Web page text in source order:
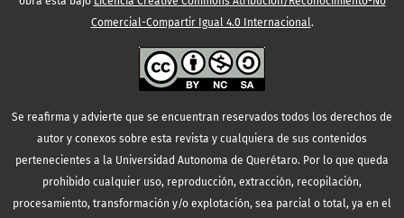
Comercial-Compartir Igual 4.0 Internacional.
Se reafirma y advierte que se encuentran reservados todos los derechos de
autor y conexos sobre esta revista y cualquiera de sus contenidos
pertenecientes a la Universidad Autonoma de Querétaro. Por lo que queda
prohibido cualquier uso, reproducción, extracción, recopilación,
procesamiento, transformación y/o explotación, sea parcial o total, ya en el